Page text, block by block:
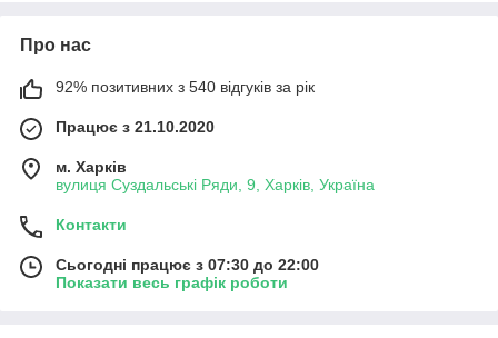
Про нас
92% позитивних з 540 відгуків за рік
Працює з 21.10.2020
м. Харків
вулиця Суздальські Ряди, 9, Харків, Україна
Контакти
Сьогодні працює з 07:30 до 22:00
Показати весь графік роботи